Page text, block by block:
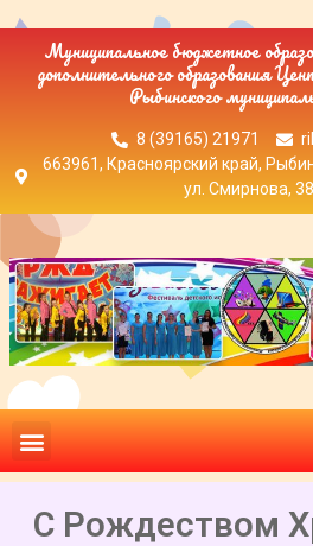
Муниципальное бюджетное
дополнительного образования
Рыбинского
8 (39165) 21971
663961, Красноярский край,
ул. Смирнова,
С Рождеством